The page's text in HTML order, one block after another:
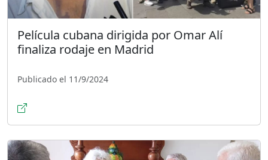
Película cubana dirigida por Omar Alí
finaliza rodaje en Madrid
Publicado el 11/9/2024